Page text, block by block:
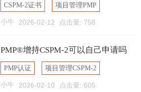
CSPM-2证书 项目管理PMP
增持CSPM-2
小牛 2026-02-12 点击量: 758
PMP®增持CSPM-2可以自己申请吗
PMP认证 项目管理CSPM-2
CSPM-2证书
小牛 2026-02-10 点击量: 605